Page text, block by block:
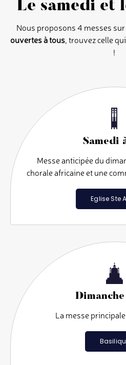
Contact
Rechercher
Le samedi et
Nous proposons 4 messes
ouvertes à tous, trouvez celle
!
Samedi
Messe anticipée du
chorale africaine et une
Eglise Ste
La messe